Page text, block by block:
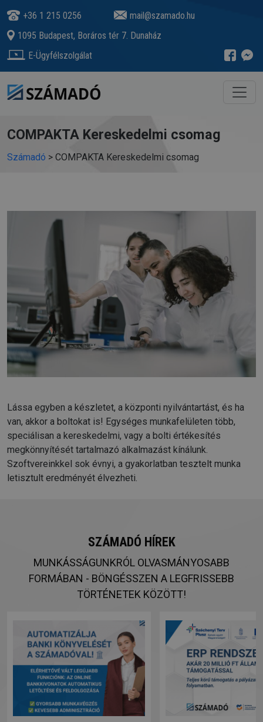
+36 1 215 0256
mail@szamado.hu
1095 Budapest, Boráros tér 7. Dunaház
E-Ügyfélszolgálat
COMPAKTA Kereskedelmi csomag
Számadó > COMPAKTA Kereskedelmi csomag
Lássa egyben a készletet, a központi nyilvántartást, és ha
van, akkor a boltokat is! Egységes munkafelületen több,
speciálisan a kereskedelmi, vagy a bolti értékesítés
megkönnyítését tartalmazó alkalmazást kínálunk.
Szoftvereinkkel sok évnyi, a gyakorlatban tesztelt munka
letisztult eredményét élvezheti.
SZÁMADÓ HÍREK
MUNKÁSSÁGUNKRÓL OLVASMÁNYOSABB
FORMÁBAN - BÖNGÉSSZEN A LEGFRISSEBB
TÖRTÉNETEK KÖZÖTT!